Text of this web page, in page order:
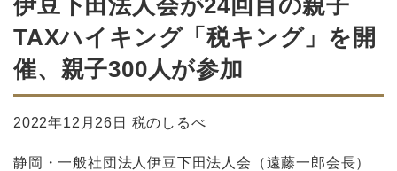
伊豆下田法人会が24回目の親子
TAXハイキング「税キング」を開
催、親子300人が参加
2022年12月26日 税のしるべ
静岡・一般社団法人伊豆下田法人会（遠藤一郎会長）